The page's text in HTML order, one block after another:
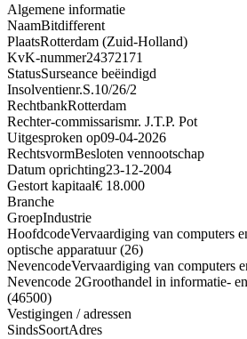
Algemene informatie
NaamBitdifferent
PlaatsRotterdam (Zuid-Holland)
KvK-nummer24372171
StatusSurseance beëindigd
Insolventienr.S.10/26/2
RechtbankRotterdam
Rechter-commissarismr. J.T.P. Pot
Uitgesproken op09-04-2026
RechtsvormBesloten vennootschap
Datum oprichting23-12-2004
Gestort kapitaal€ 18.000
Branche
GroepIndustrie
HoofdcodeVervaardiging van computers
optische apparatuur (26)
NevencodeVervaardiging van computers
Nevencode 2Groothandel in informatie-
(46500)
Vestigingen / adressen
SindsSoortAdres